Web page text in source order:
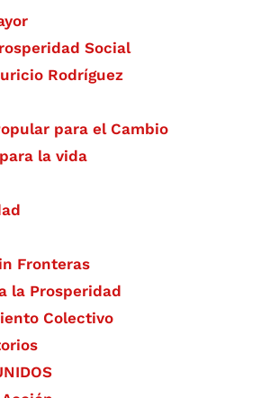
Social
Rodríguez
para el Cambio
la vida
Fronteras
la Prosperidad
Colectivo